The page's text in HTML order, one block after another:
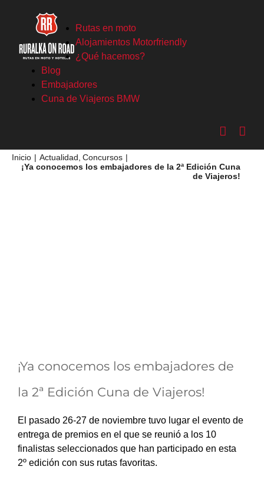
contenido
Rutas en moto
Alojamientos Motorfriendly
¿Qué hacemos?
Blog
Embajadores
Cuna de Viajeros BMW
Inicio Actualidad Concursos
¡Ya conocemos los embajadores de la 2ª Edición Cuna
de Viajeros!
¡Ya conocemos los embajadores de
la 2ª Edición Cuna de Viajeros!
El pasado 26-27 de noviembre tuvo lugar el evento de
entrega de premios en el que se reunió a los 10
finalistas seleccionados que han participado en esta
2º edición con sus rutas favoritas.